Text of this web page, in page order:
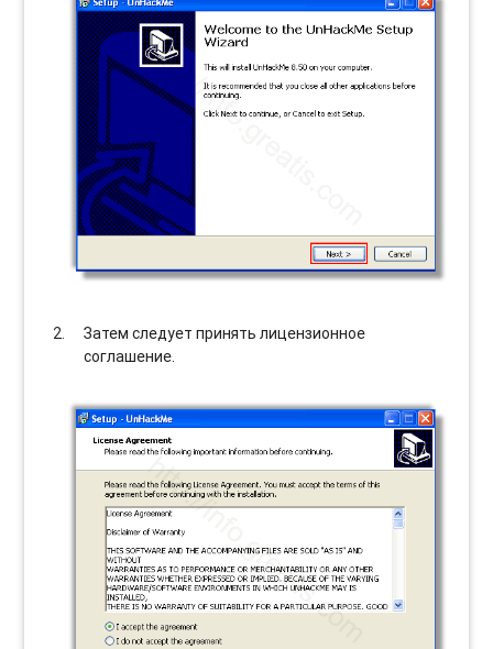
Затем следует принять лицензионное
соглашение.